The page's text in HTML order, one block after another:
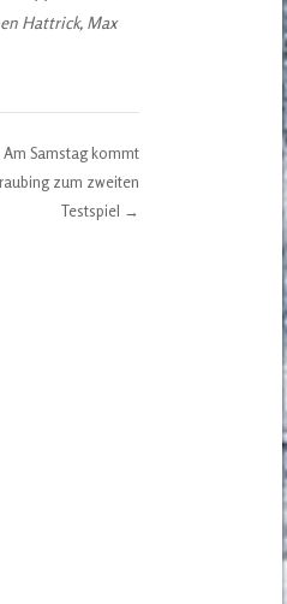
Hattrick, Max
Am Samstag kommt
zum zweiten
Testspiel →